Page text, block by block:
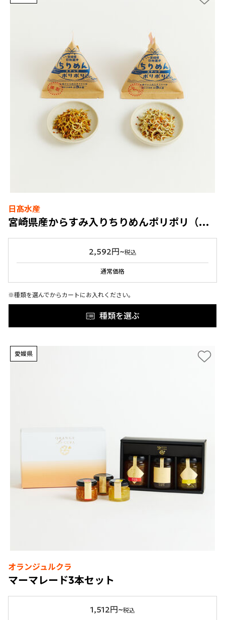
日髙水産
宮崎県産からすみ入りちりめんポリポリ（プレーン・燻製）
2,592円~税込
通常価格
※種類を選んでからカートにお入れください。
種類を選ぶ
愛媛県
オランジュルクラ
マーマレード3本セット
1,512円~税込